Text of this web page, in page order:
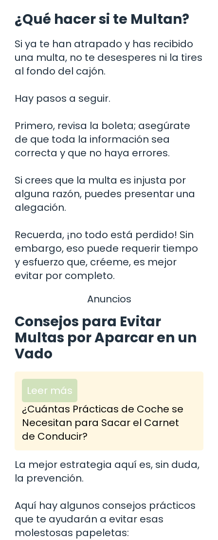
¿Qué hacer si te Multan?
Si ya te han atrapado y has recibido
una multa, no te desesperes ni la tires
al fondo del cajón.
Hay pasos a seguir.
Primero, revisa la boleta; asegúrate
de que toda la información sea
correcta y que no haya errores.
Si crees que la multa es injusta por
alguna razón, puedes presentar una
alegación.
Recuerda, ¡no todo está perdido! Sin
embargo, eso puede requerir tiempo
y esfuerzo que, créeme, es mejor
evitar por completo.
Anuncios
Consejos para Evitar
Multas por Aparcar en un
Vado
Leer más
¿Cuántas Prácticas de Coche se
Necesitan para Sacar el Carnet
de Conducir?
La mejor estrategia aquí es, sin duda,
la prevención.
Aquí hay algunos consejos prácticos
que te ayudarán a evitar esas
molestosas papeletas: